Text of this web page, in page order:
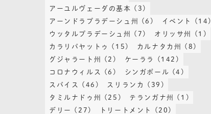
アーユルヴェーダの基本
(3)
アーンドラプラデーシュ州
(6) イベント
(14)
ウッタルプラデーシュ州
(7) オリッサ州
(1)
カラリパヤットゥ
(15) カルナタカ州
(8)
グジャラート州
(2) ケーララ
(142)
コロナウィルス
(6) シンガポール
(4)
スパイス
(46) スリランカ
(39)
タミルナドゥ州
(25) テランガナ州
(1)
デリー
(27) トリートメント
(20)